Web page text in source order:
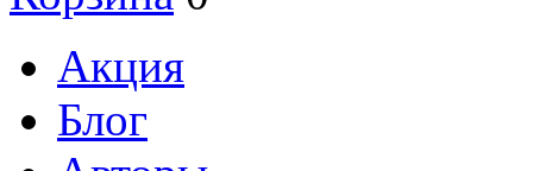
Акция
Блог